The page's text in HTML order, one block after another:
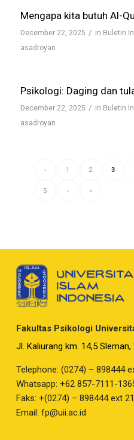
Mengapa kita butuh Al-
December 22, 2025 / in Buletin
asadroyan
Psikologi: Daging dan
December 22, 2025 / in Buletin
asadroyan
‹ 1 2 3
5 › »
Fakultas Psikologi
Jl. Kaliurang km. 14,5
Telephone: (0274) – 898444
Whatsapp: +62 857-7111-
Faks: +(0274) – 898444 ext
Email: fp@uii.ac.id